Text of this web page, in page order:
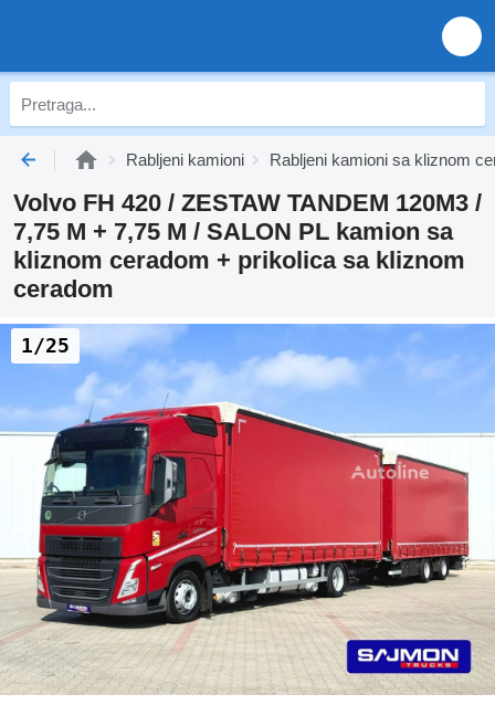
Rabljeni kamioni Rabljeni kamioni sa kliznom
Volvo FH 420 / ZESTAW TANDEM 120M3 /
7,75 M + 7,75 M / SALON PL kamion sa
kliznom ceradom + prikolica sa kliznom
ceradom
1/25